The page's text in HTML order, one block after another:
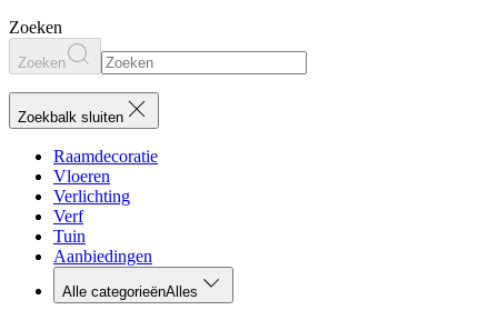
Zoeken
Zoeken
Zoekbalk sluiten
Raamdecoratie
Vloeren
Verlichting
Verf
Tuin
Aanbiedingen
Alle categorieënAlles